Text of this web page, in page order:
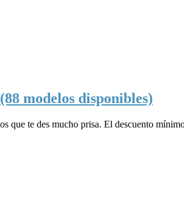
modelos disponibles)
que te des mucho prisa. El descuento